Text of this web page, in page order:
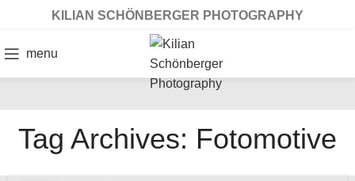
KILIAN SCHÖNBERGER PHOTOGRAPHY
menu
Tag Archives: Fotomotive